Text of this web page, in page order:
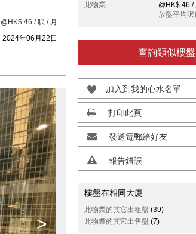
@HK$ 46 / 呎 / 月
2024年06月22日
>
此物業
@HK$ 46 /
放盤平均呎
查詢類似樓盤
加入到我的心水名單
打印此頁
發送電郵給好友
報告錯誤
樓盤在相同大廈
此物業的其它出租盤 (39)
此物業的其它出售盤 (7)